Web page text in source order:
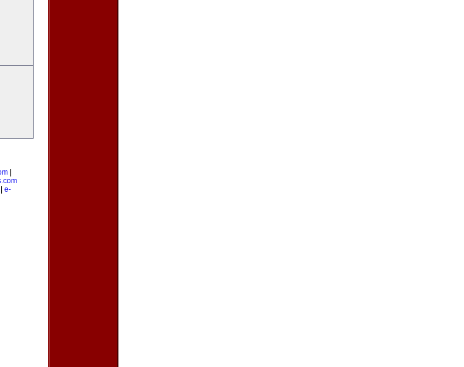
|
e-